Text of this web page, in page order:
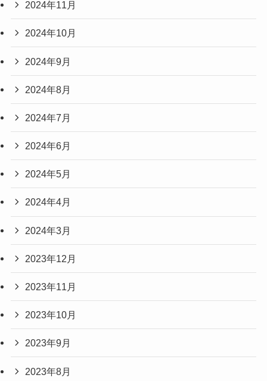
2024年11月
2024年10月
2024年9月
2024年8月
2024年7月
2024年6月
2024年5月
2024年4月
2024年3月
2023年12月
2023年11月
2023年10月
2023年9月
2023年8月